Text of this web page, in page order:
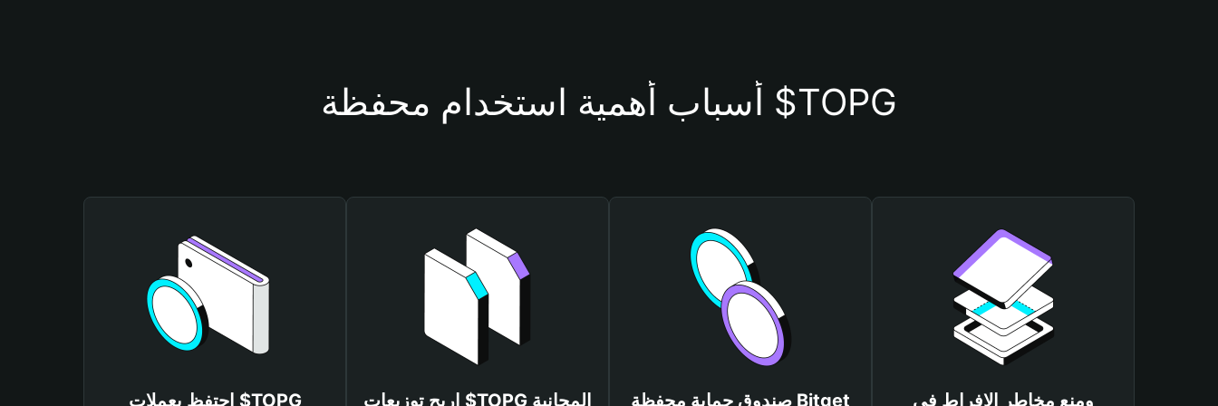
أسباب أهمية استخدام محفظة $TOPG
احتفظ بعملات $TOPG اربح توزيعات $TOPG المجانية صندوق حماية محفظة Bitget ومنع مخاطر الإفراط في